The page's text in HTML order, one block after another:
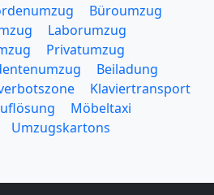
Büroumzug
Laborumzug
Privatumzug
Beiladung
Klaviertransport
Möbeltaxi
Umzugskartons